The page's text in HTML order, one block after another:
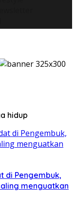
hidup
di Pengembuk,
menguatkan